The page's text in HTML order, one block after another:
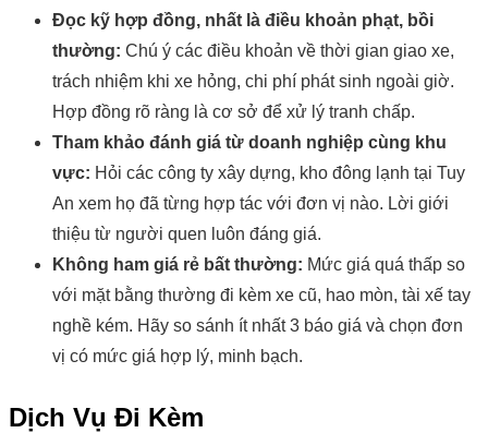
Đọc kỹ hợp đồng, nhất là điều khoản phạt, bồi
thường: Chú ý các điều khoản về thời gian giao xe,
trách nhiệm khi xe hỏng, chi phí phát sinh ngoài giờ.
Hợp đồng rõ ràng là cơ sở để xử lý tranh chấp.
Tham khảo đánh giá từ doanh nghiệp cùng khu
vực: Hỏi các công ty xây dựng, kho đông lạnh tại Tuy
An xem họ đã từng hợp tác với đơn vị nào. Lời giới
thiệu từ người quen luôn đáng giá.
Không ham giá rẻ bất thường: Mức giá quá thấp so
với mặt bằng thường đi kèm xe cũ, hao mòn, tài xế tay
nghề kém. Hãy so sánh ít nhất 3 báo giá và chọn đơn
vị có mức giá hợp lý, minh bạch.
Dịch Vụ Đi Kèm